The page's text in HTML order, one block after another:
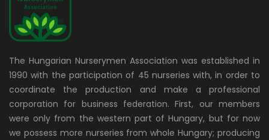
The Hungarian Nurserymen Association was established in
1990 with the participation of 45 nurseries with, in order to
coordinate the production and make a professional
corporation for business federation. First, our members
were only from the western part of Hungary, but for now
we possess more nurseries from whole Hungary; producing